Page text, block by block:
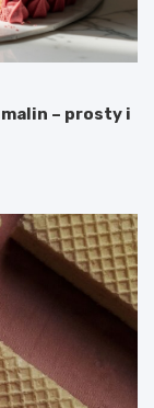
– prosty i